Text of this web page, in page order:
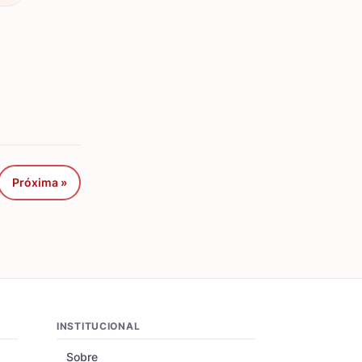
Próxima »
INSTITUCIONAL
Sobre